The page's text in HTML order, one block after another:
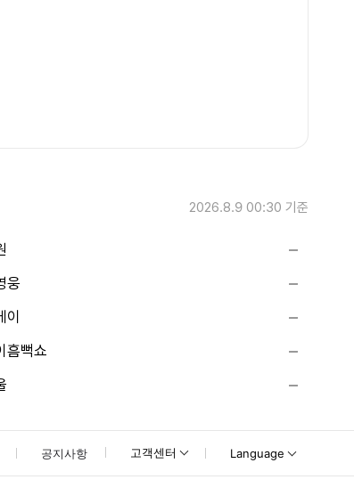
2026.8.9 00:30 기준
웅
이
흠뻑쇼
공지사항 고객센터 Language